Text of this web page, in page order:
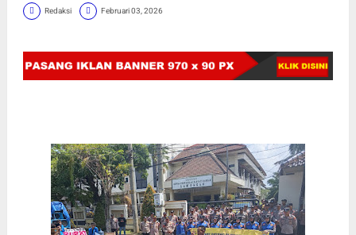
Redaksi Februari 03, 2026